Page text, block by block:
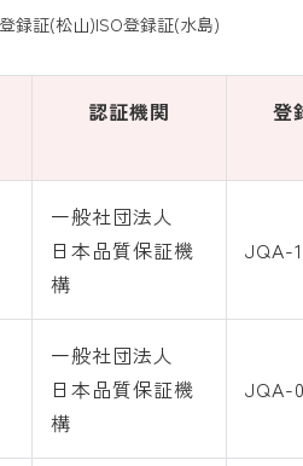
録証(松山)ISO登録証(水島)
認証機関 登
一般社団法人
日本品質保証機
構
JQA-
一般社団法人
日本品質保証機
構
JQA-